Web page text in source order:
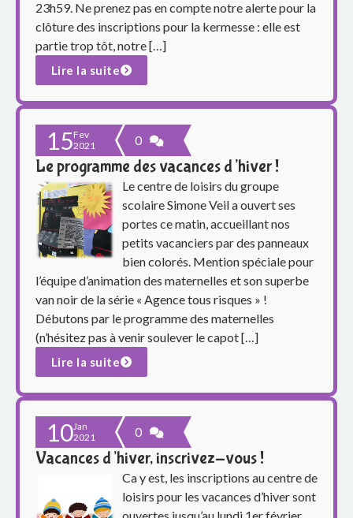
23h59. Ne prenez pas en compte notre alerte pour la
clôture des inscriptions pour la kermesse : elle est
partie trop tôt, notre […]
Lire la suite
15Fev
2021
0
Le programme des vacances d’hiver !
Le centre de loisirs du groupe
scolaire Simone Veil a ouvert ses
portes ce matin, accueillant nos
petits vacanciers par des panneaux
bien colorés. Mention spéciale pour
l’équipe d’animation des maternelles et son superbe
van noir de la série « Agence tous risques » !
Débutons par le programme des maternelles
(n’hésitez pas à venir soulever le capot […]
Lire la suite
10Jan
2021
0
Vacances d’hiver, inscrivez-vous !
Ca y est, les inscriptions au centre de
loisirs pour les vacances d’hiver sont